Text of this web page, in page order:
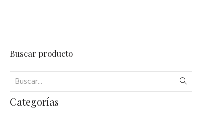
Buscar producto
Categorías